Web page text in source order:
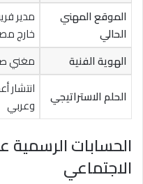
الموقع المهني
الحالي
خارج
الهوية الفنية
مغني
الحلم الاستراتيجي
انتشار
وعربي
الحسابات
الاجتماعي